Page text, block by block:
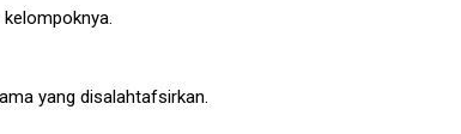
yang disalahtafsirkan.